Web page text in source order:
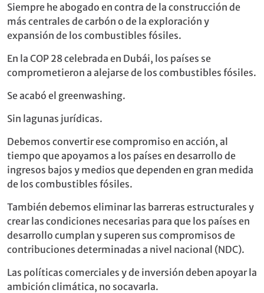
Siempre he abogado en contra de la construcción de
más centrales de carbón o de la exploración y
expansión de los combustibles fósiles.
En la COP 28 celebrada en Dubái, los países se
comprometieron a alejarse de los combustibles fósiles.
Se acabó el greenwashing.
Sin lagunas jurídicas.
Debemos convertir ese compromiso en acción, al
tiempo que apoyamos a los países en desarrollo de
ingresos bajos y medios que dependen en gran medida
de los combustibles fósiles.
También debemos eliminar las barreras estructurales y
crear las condiciones necesarias para que los países en
desarrollo cumplan y superen sus compromisos de
contribuciones determinadas a nivel nacional (NDC).
Las políticas comerciales y de inversión deben apoyar la
ambición climática, no socavarla.